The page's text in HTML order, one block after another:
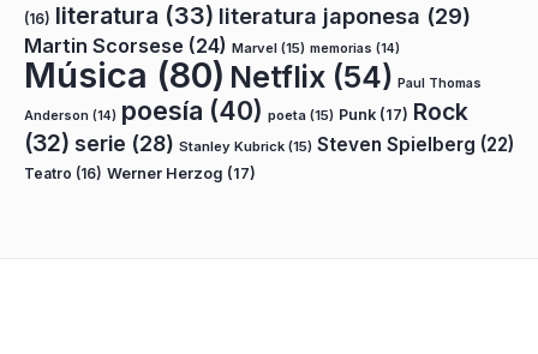
(16) literatura (33) literatura japonesa (29)
Martin Scorsese (24) Marvel (15) memorias (14)
Música (80) Netflix (54) Paul Thomas
Anderson (14) poesía (40) poeta (15) Punk (17) Rock
(32) serie (28) Stanley Kubrick (15) Steven Spielberg (22)
Teatro (16) Werner Herzog (17)